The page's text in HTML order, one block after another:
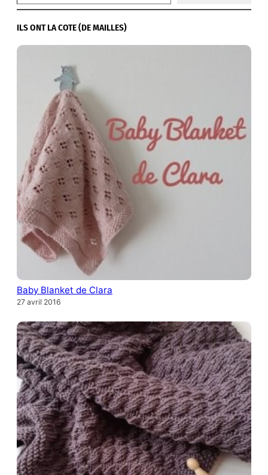
ILS ONT LA COTE (DE MAILLES)
Baby Blanket de Clara
27 avril 2016